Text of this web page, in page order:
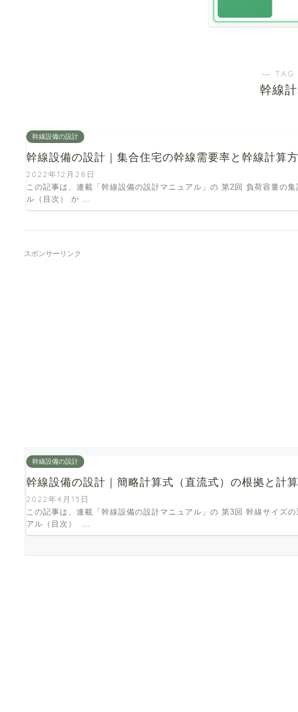
―
幹線
幹線設備の設計
幹線設備の設計｜集合住宅の幹線需要率と幹線計算
2022年12月28日
この記事は、連載「幹線設備の設計マニュアル」の 第2回 負荷容量の
ル（目次） か …
スポンサーリンク
幹線設備の設計
幹線設備の設計｜簡略計算式（直流式）の根拠と計
2022年4月13日
この記事は、連載「幹線設備の設計マニュアル」の 第3回 幹線サイズ
アル（目次） …